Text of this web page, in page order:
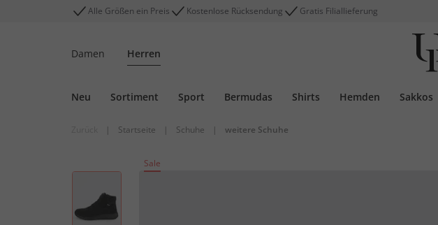
Alle Größen ein Preis Kostenlose Rücksendung Gratis Filiallieferung
Damen Herren
Neu Sortiment Sport Bermudas Shirts Hemden Sakkos
| Startseite | Schuhe | weitere Schuhe
Sale